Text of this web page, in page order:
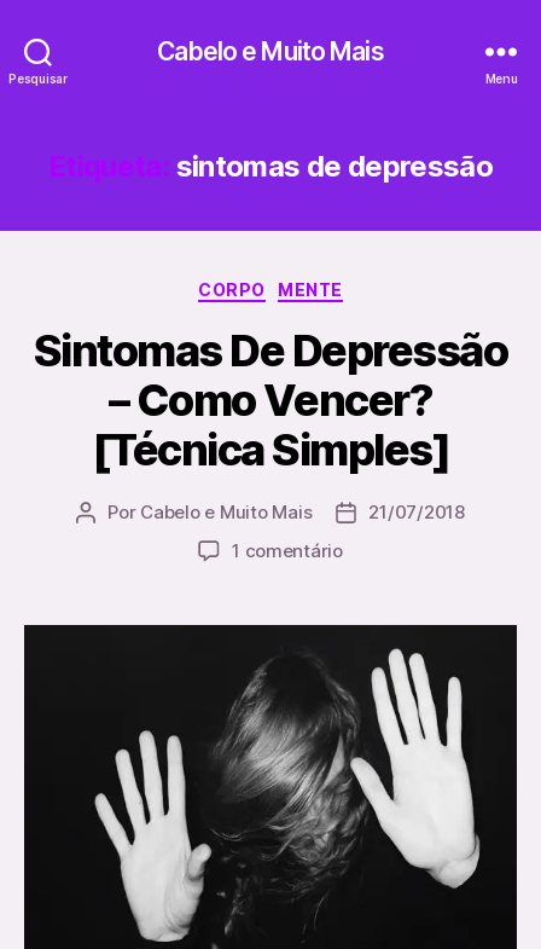
Pesquisar
Cabelo e Muito Mais
Menu
Etiqueta: sintomas de depressão
Categorias
CORPO MENTE
Sintomas De Depressão
– Como Vencer?
[Técnica Simples]
Autor
Por Cabelo e Muito Mais
Data21/07/2018
1 comentárioem
Depressão
Como
Vencer?
[Técnica
Simples]